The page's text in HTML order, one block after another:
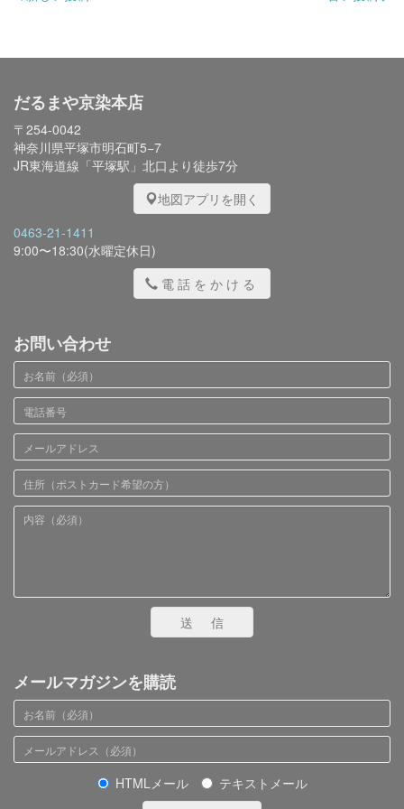
だるまや京染本店
〒254-0042
神奈川県平塚市明石町5−7
JR東海道線「平塚駅」北口より徒歩7分
地図アプリを開く
0463-21-1411
9:00〜18:30(水曜定休日)
電話をかける
お問い合わせ
送信
メールマガジンを購読
HTMLメール
テキストメール